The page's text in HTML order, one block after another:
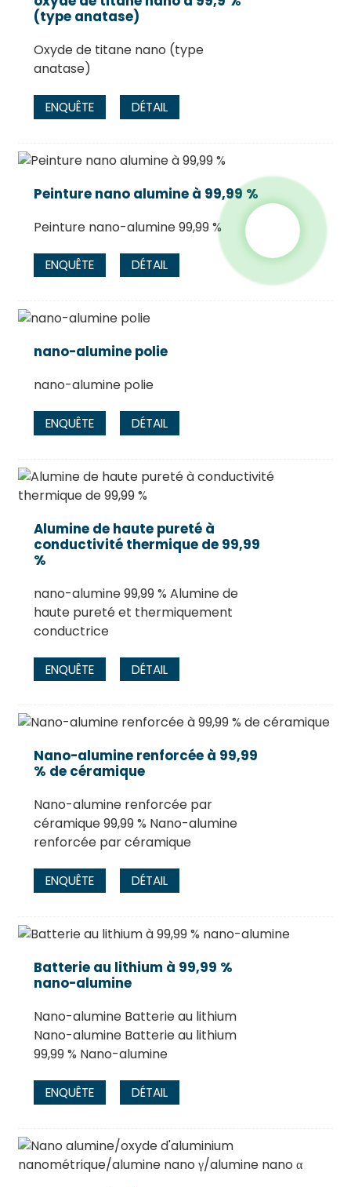
(type anatase)
Oxyde de titane nano (type
anatase)
ENQUÊTE DÉTAIL
Peinture nano alumine à 99,99 %
Peinture nano-alumine 99,99 %
ENQUÊTE DÉTAIL
nano-alumine polie
nano-alumine polie
ENQUÊTE DÉTAIL
Alumine de haute pureté à
conductivité thermique de 99,99
%
nano-alumine 99,99 % Alumine de
haute pureté et thermiquement
conductrice
ENQUÊTE DÉTAIL
Nano-alumine renforcée à 99,99
% de céramique
Nano-alumine renforcée par
céramique 99,99 % Nano-alumine
renforcée par céramique
ENQUÊTE DÉTAIL
Batterie au lithium à 99,99 %
nano-alumine
Nano-alumine Batterie au lithium
Nano-alumine Batterie au lithium
99,99 % Nano-alumine
ENQUÊTE DÉTAIL